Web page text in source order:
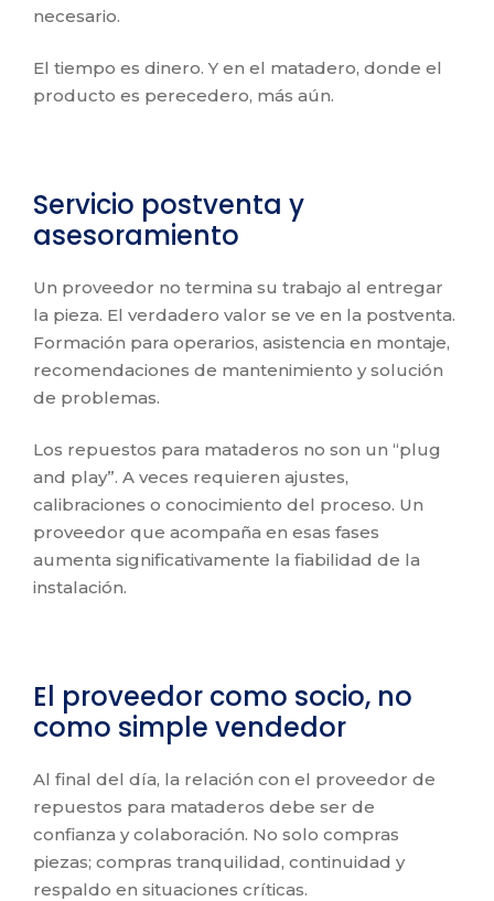
necesario.
El tiempo es dinero. Y en el matadero, donde el
producto es perecedero, más aún.
Servicio postventa y
asesoramiento
Un proveedor no termina su trabajo al entregar
la pieza. El verdadero valor se ve en la postventa.
Formación para operarios, asistencia en montaje,
recomendaciones de mantenimiento y solución
de problemas.
Los repuestos para mataderos no son un “plug
and play”. A veces requieren ajustes,
calibraciones o conocimiento del proceso. Un
proveedor que acompaña en esas fases
aumenta significativamente la fiabilidad de la
instalación.
El proveedor como socio, no
como simple vendedor
Al final del día, la relación con el proveedor de
repuestos para mataderos debe ser de
confianza y colaboración. No solo compras
piezas; compras tranquilidad, continuidad y
respaldo en situaciones críticas.